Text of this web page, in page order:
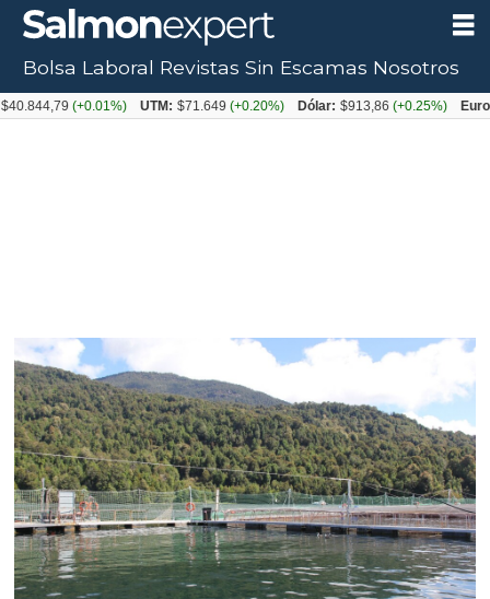
Bolsa Laboral Revistas Sin Escamas Nosotros
(+0.01%) UTM: $71.649(+0.20%) Dólar: $913,86(+0.25%) Euro: